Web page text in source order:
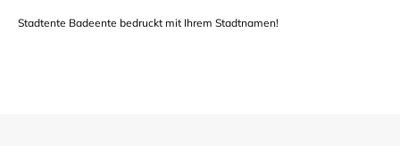
Stadtente Badeente bedruckt mit Ihrem Stadtnamen!